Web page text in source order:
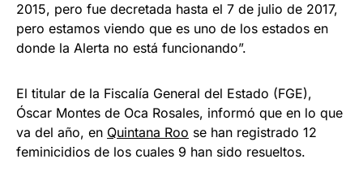
2015, pero fue decretada hasta el 7 de julio de 2017,
pero estamos viendo que es uno de los estados en
donde la Alerta no está funcionando”.
El titular de la Fiscalía General del Estado (FGE),
Óscar Montes de Oca Rosales, informó que en lo que
va del año, en Quintana Roo se han registrado 12
feminicidios de los cuales 9 han sido resueltos.